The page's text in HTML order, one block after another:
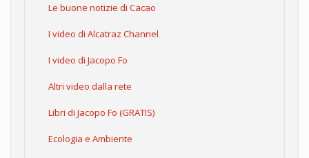
Le buone notizie di Cacao
I video di Alcatraz Channel
I video di Jacopo Fo
Altri video dalla rete
Libri di Jacopo Fo (GRATIS)
Ecologia e Ambiente